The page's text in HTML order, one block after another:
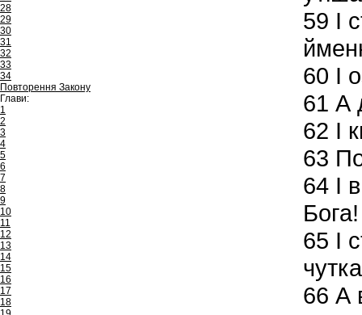
28
29
30
31
32
33
34
Повторення Закону
Глави:
1
2
3
4
5
6
7
8
9
10
11
12
13
14
15
16
17
18
59 І
60 І
61 А
62 І
63
64 І
Бога!
65 І
66 А